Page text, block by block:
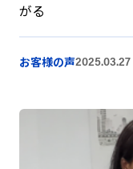
がる
お客様の声2025.03.27